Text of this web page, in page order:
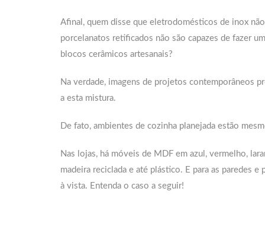
Afinal, quem disse que eletrodomésticos de inox
porcelanatos retificados não são capazes de fazer
blocos cerâmicos artesanais?
Na verdade, imagens de projetos contemporâneos
a esta mistura.
De fato, ambientes de cozinha planejada estão
Nas lojas, há móveis de MDF em azul, vermelho,
madeira reciclada e até plástico. E para as paredes
à vista. Entenda o caso a seguir!